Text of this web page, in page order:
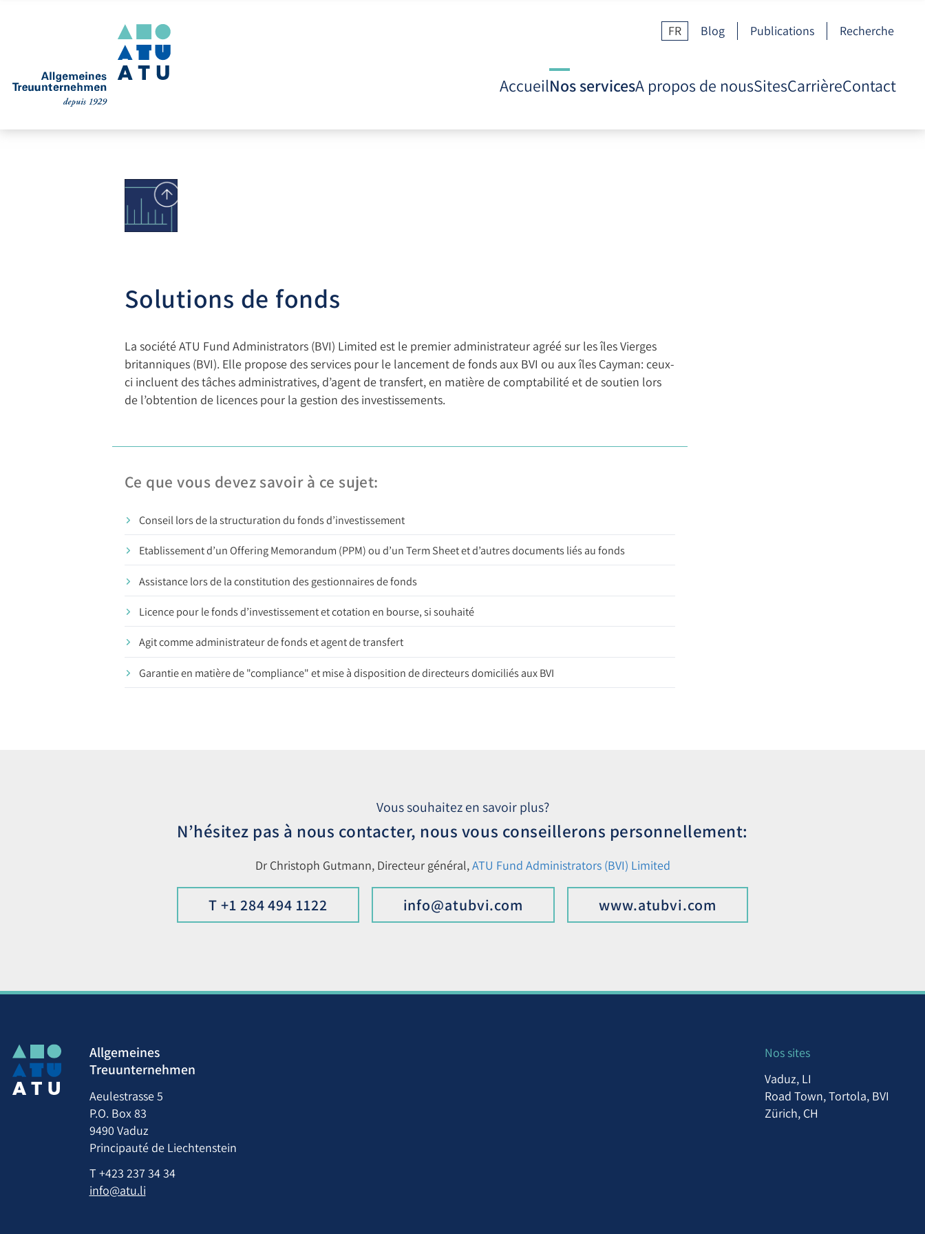
FR Blog Publications Recherche
AccueilNos servicesA propos de nousSitesCarrièreContact
Solutions de fonds
La société ATU Fund Administrators (BVI) Limited est le premier administrateur agréé sur les îles Vierges
britanniques (BVI). Elle propose des services pour le lancement de fonds aux BVI ou aux îles Cayman: ceux-
ci incluent des tâches administratives, d’agent de transfert, en matière de comptabilité et de soutien lors
de l’obtention de licences pour la gestion des investissements.
Ce que vous devez savoir à ce sujet:
Conseil lors de la structuration du fonds d’investissement
Etablissement d’un Offering Memorandum (PPM) ou d’un Term Sheet et d’autres documents liés au fonds
Assistance lors de la constitution des gestionnaires de fonds
Licence pour le fonds d’investissement et cotation en bourse, si souhaité
Agit comme administrateur de fonds et agent de transfert
Garantie en matière de "compliance" et mise à disposition de directeurs domiciliés aux BVI
Vous souhaitez en savoir plus?
N’hésitez pas à nous contacter, nous vous conseillerons personnellement:
Dr Christoph Gutmann, Directeur général,ATU Fund Administrators (BVI) Limited
T +1 284 494 1122 info@atubvi.com www.atubvi.com
Allgemeines
Treuunternehmen
Aeulestrasse 5
P.O. Box 83
9490 Vaduz
Principauté de Liechtenstein
T +423 237 34 34
info@atu.li
Nos sites
Vaduz, LI
Road Town, Tortola, BVI
Zürich, CH